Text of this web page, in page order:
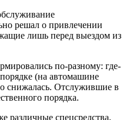
решал о привлечении
лишь перед выездом из
по-разному: где-
(на автомашине
снижалась. Отслужившие в
порядка.
спецсредства,